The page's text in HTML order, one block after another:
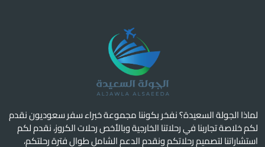
لماذا الجولة السعيدة؟ نفخر بكوننا مجموعة خبراء سفر سعوديون نقدم
لكم خلاصة تجاربنا في رحلاتنا الخارجية وبالأخص رحلات الكروز، نقدم لكم
استشاراتنا لتصميم رحلاتكم ونقدم الدعم الشامل طوال فترة رحلتكم،